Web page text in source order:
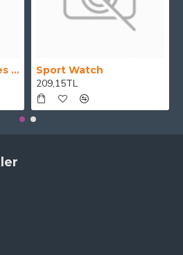
Oversized Sunglasses For Long Summer Days Sport Watch
209,15TL